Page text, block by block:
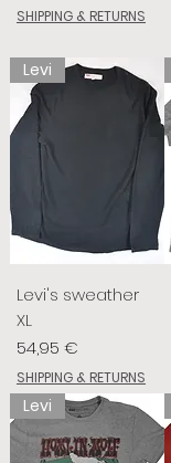
SHIPPING & RETURNS
Levi
Levi's sweather
XL
Preis
54,95 €
SHIPPING & RETURNS
Levi